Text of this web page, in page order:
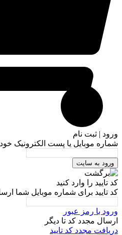
ورود | ثبت نام
شماره موبایل یا پست الکترونیک خود
ورود به سایت
کد تایید را وارد کنید
کد تایید برای شماره موبایل شما
ورود با رمز عبور
ارسال مجدد کد تا دیگر
دریافت مجدد کد تایید